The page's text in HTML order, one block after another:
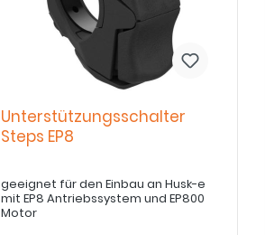
Unterstützungsschalter
Steps EP8
geeignet für den Einbau an Husk-e
mit EP8 Antriebssystem und EP800
Motor